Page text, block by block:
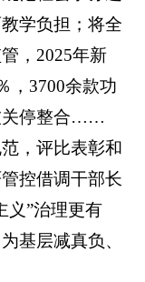
学负担；将全
，2025年新
，3700余款功
关停整合……
，评比表彰和
控借调干部长
义”治理更有
基层减真负、